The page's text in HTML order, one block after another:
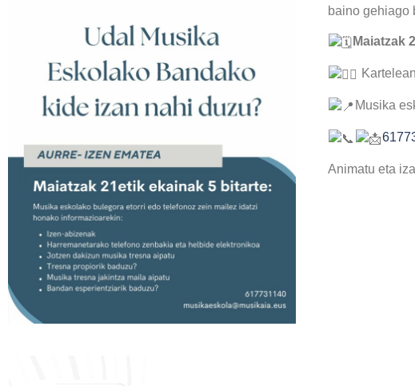
baino gehiago
Maiatzak
Musika
Animatu eta